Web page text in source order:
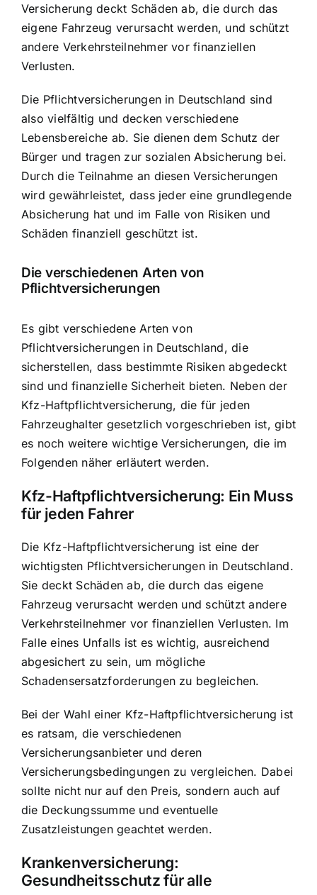
Versicherung deckt Schäden ab, die durch das
eigene Fahrzeug verursacht werden, und schützt
andere Verkehrsteilnehmer vor finanziellen
Verlusten.
Die Pflichtversicherungen in Deutschland sind
also vielfältig und decken verschiedene
Lebensbereiche ab. Sie dienen dem Schutz der
Bürger und tragen zur sozialen Absicherung bei.
Durch die Teilnahme an diesen Versicherungen
wird gewährleistet, dass jeder eine grundlegende
Absicherung hat und im Falle von Risiken und
Schäden finanziell geschützt ist.
Die verschiedenen Arten von
Pflichtversicherungen
Es gibt verschiedene Arten von
Pflichtversicherungen in Deutschland, die
sicherstellen, dass bestimmte Risiken abgedeckt
sind und finanzielle Sicherheit bieten. Neben der
Kfz-Haftpflichtversicherung, die für jeden
Fahrzeughalter gesetzlich vorgeschrieben ist, gibt
es noch weitere wichtige Versicherungen, die im
Folgenden näher erläutert werden.
Kfz-Haftpflichtversicherung: Ein Muss
für jeden Fahrer
Die Kfz-Haftpflichtversicherung ist eine der
wichtigsten Pflichtversicherungen in Deutschland.
Sie deckt Schäden ab, die durch das eigene
Fahrzeug verursacht werden und schützt andere
Verkehrsteilnehmer vor finanziellen Verlusten. Im
Falle eines Unfalls ist es wichtig, ausreichend
abgesichert zu sein, um mögliche
Schadensersatzforderungen zu begleichen.
Bei der Wahl einer Kfz-Haftpflichtversicherung ist
es ratsam, die verschiedenen
Versicherungsanbieter und deren
Versicherungsbedingungen zu vergleichen. Dabei
sollte nicht nur auf den Preis, sondern auch auf
die Deckungssumme und eventuelle
Zusatzleistungen geachtet werden.
Krankenversicherung:
Gesundheitsschutz für alle